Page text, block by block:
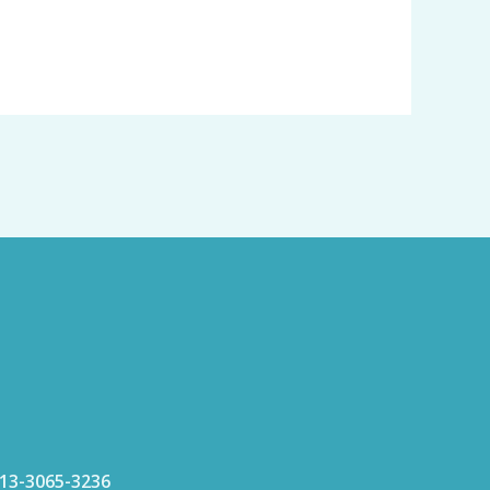
3065-3236